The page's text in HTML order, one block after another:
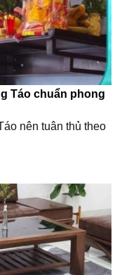
Táo chuẩn phong
nên tuân thủ theo